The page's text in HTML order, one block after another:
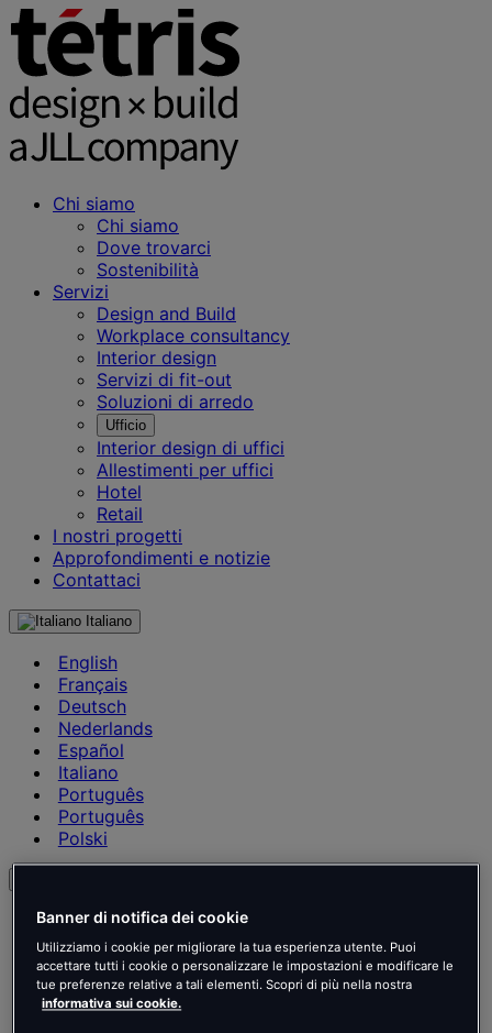
Chi siamo
Chi siamo
Dove trovarci
Sostenibilità
Servizi
Design and Build
Workplace consultancy
Interior design
Servizi di fit-out
Soluzioni di arredo
Ufficio
Interior design di uffici
Allestimenti per uffici
Hotel
Retail
I nostri progetti
Approfondimenti e notizie
Contattaci
Italiano
English
Français
Deutsch
Nederlands
Español
Italiano
Português
Português
Polski
English
Français
Deutsch
Nederlands
Español
Banner di notifica dei cookie
Utilizziamo i cookie per migliorare la tua esperienza utente. Puoi
accettare tutti i cookie o personalizzare le impostazioni e modificare le
tue preferenze relative a tali elementi. Scopri di più nella nostra
informativa sui cookie.